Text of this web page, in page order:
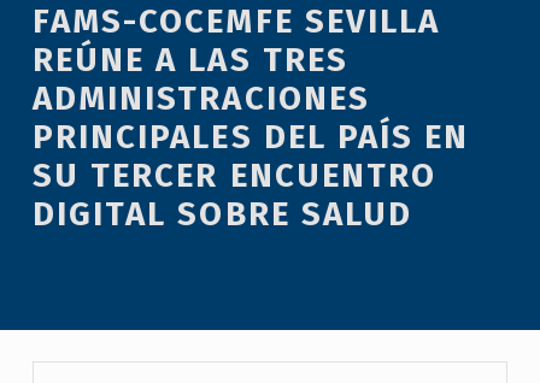
FAMS-COCEMFE SEVILLA
REÚNE A LAS TRES
ADMINISTRACIONES
PRINCIPALES DEL PAÍS EN
SU TERCER ENCUENTRO
DIGITAL SOBRE SALUD